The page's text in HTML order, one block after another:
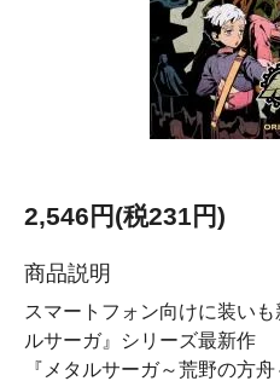
2,546円(税231円)
商品説明
スマートフォン向けに装い
ルサーガ』シリーズ最新作
『メタルサーガ～荒野の方